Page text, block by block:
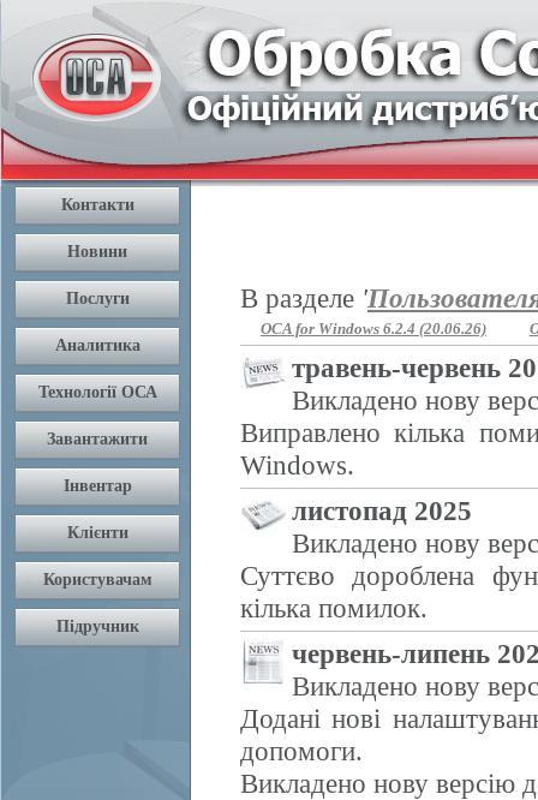
В разделе '
OCA for Windows 6.2.4 (20.06.26)
травень-червень
Викладено нову
Виправлено кілька
Windows.
листопад 2025
Викладено нову
Суттєво дороблена
кілька помилок.
червень-липень
Викладено нову
Додані нові
допомоги.
Викладено нову версію